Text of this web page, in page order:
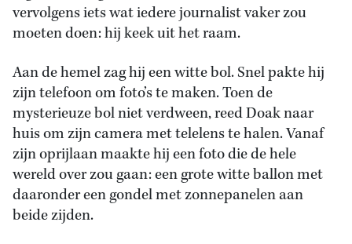
vervolgens iets wat iedere journalist vaker zou
moeten doen: hij keek uit het raam.
Aan de hemel zag hij een witte bol. Snel pakte hij
zijn telefoon om foto’s te maken. Toen de
mysterieuze bol niet verdween, reed Doak naar
huis om zijn camera met telelens te halen. Vanaf
zijn oprijlaan maakte hij een foto die de hele
wereld over zou gaan: een grote witte ballon met
daaronder een gondel met zonnepanelen aan
beide zijden.